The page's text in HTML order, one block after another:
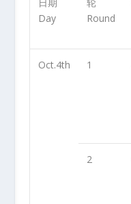
日期
Day
轮
Round
Oct.4th 1
2